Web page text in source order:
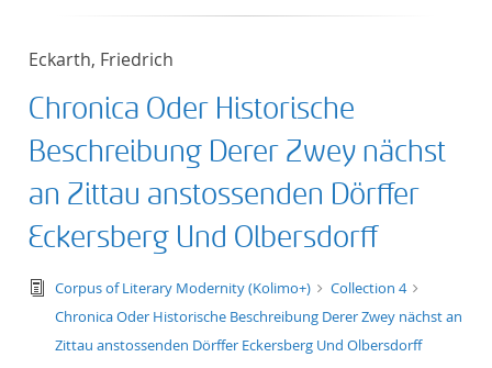
Eckarth, Friedrich
Chronica Oder Historische
Beschreibung Derer Zwey nächst
an Zittau anstossenden Dörffer
Eckersberg Und Olbersdorff
text/tg.edition+tg.aggregation+xml
Corpus of Literary Modernity (Kolimo+)
Collection 4
Chronica Oder Historische Beschreibung Derer Zwey nächst an
Zittau anstossenden Dörffer Eckersberg Und Olbersdorff